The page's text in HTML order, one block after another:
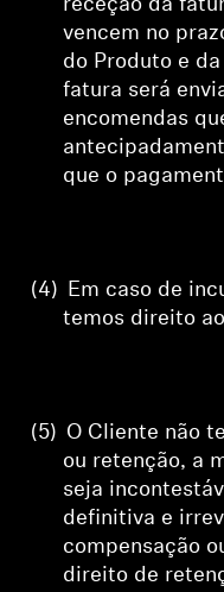
receção da
vencem no
do Produto e
fatura será
encomendas
que o
(4) Em caso de
temos direito
(5) O Cliente não
ou retenção, a
seja
definitiva e
compensação
direito de